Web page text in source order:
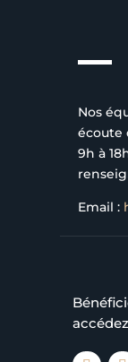
Nos
écoute
9h à
Email :